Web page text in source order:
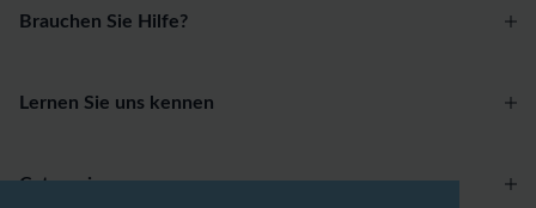
Brauchen Sie Hilfe?
Lernen Sie uns kennen
Categories